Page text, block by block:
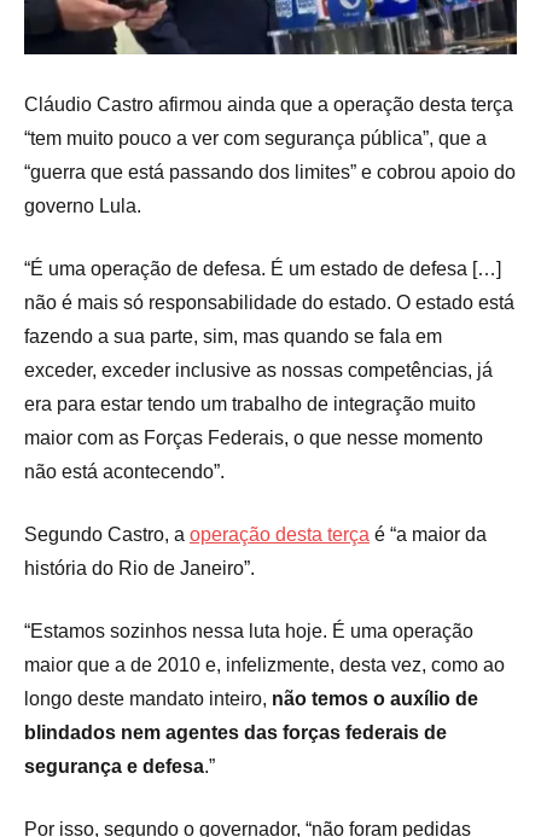
Cláudio Castro afirmou ainda que a operação desta terça
“tem muito pouco a ver com segurança pública”, que a
“guerra que está passando dos limites” e cobrou apoio do
governo Lula.
“É uma operação de defesa. É um estado de defesa […]
não é mais só responsabilidade do estado. O estado está
fazendo a sua parte, sim, mas quando se fala em
exceder, exceder inclusive as nossas competências, já
era para estar tendo um trabalho de integração muito
maior com as Forças Federais, o que nesse momento
não está acontecendo”.
Segundo Castro, a operação desta terça é “a maior da
história do Rio de Janeiro”.
“Estamos sozinhos nessa luta hoje. É uma operação
maior que a de 2010 e, infelizmente, desta vez, como ao
longo deste mandato inteiro, não temos o auxílio de
blindados nem agentes das forças federais de
segurança e defesa.”
Por isso, segundo o governador, “não foram pedidas